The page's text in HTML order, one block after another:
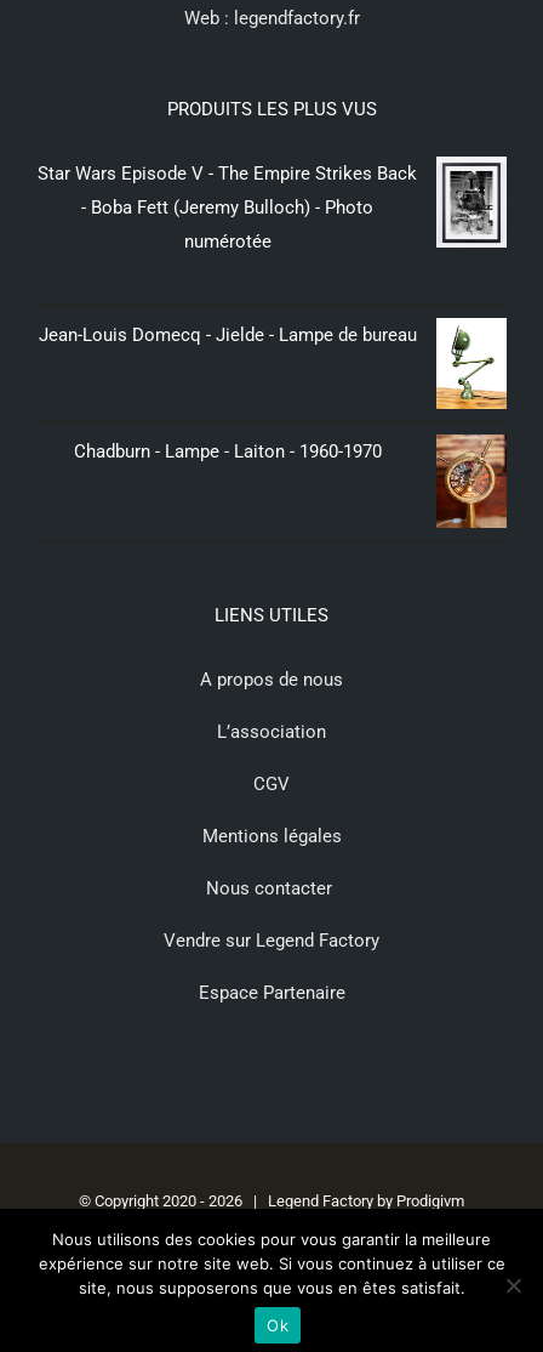
Web : legendfactory.fr
PRODUITS LES PLUS VUS
Star Wars Episode V - The Empire Strikes Back
- Boba Fett (Jeremy Bulloch) - Photo
numérotée
Jean-Louis Domecq - Jielde - Lampe de bureau
Chadburn - Lampe - Laiton - 1960-1970
LIENS UTILES
A propos de nous
L’association
CGV
Mentions légales
Nous contacter
Vendre sur Legend Factory
Espace Partenaire
© Copyright 2020 - 2026 | Legend Factory by Prodigivm
FacebookInstagram
Nous utilisons des cookies pour vous garantir la meilleure
expérience sur notre site web. Si vous continuez à utiliser ce
site, nous supposerons que vous en êtes satisfait.
Ok